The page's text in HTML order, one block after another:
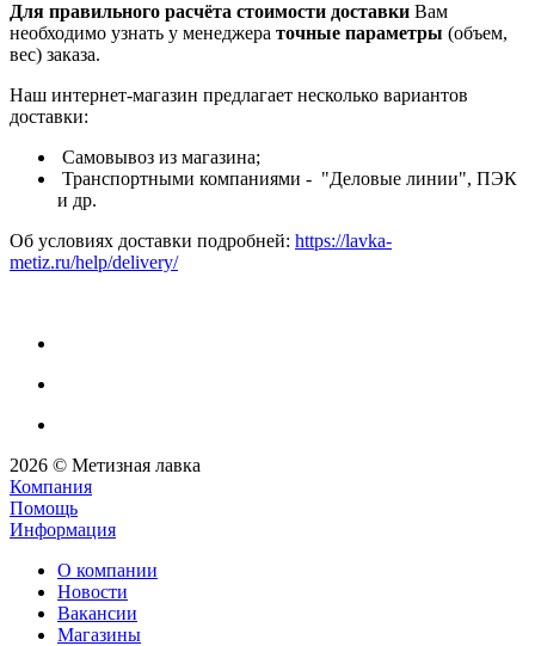
Для правильного расчёта стоимости доставки Вам
необходимо узнать у менеджера точные параметры (объем,
вес) заказа.
Наш интернет-магазин предлагает несколько вариантов
доставки:
Самовывоз из магазина;
Транспортными компаниями - "Деловые линии", ПЭК
и др.
Об условиях доставки подробней: https://lavka-
metiz.ru/help/delivery/
2026 © Метизная лавка
Компания
Помощь
Информация
О компании
Новости
Вакансии
Магазины